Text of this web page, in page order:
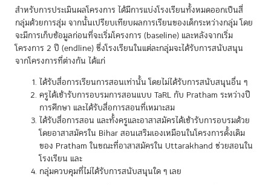
สำหรับการประเมินผลโครงการ ได้มีการแบ่งโรงเรียนทั้งหมดออกเป็นสี่
กลุ่มด้วยการสุ่ม จากนั้นเปรียบเทียบผลการเรียนของเด็กระหว่างกลุ่ม โดย
จะมีการเก็บข้อมูลก่อนที่จะเริ่มโครงการ (baseline) และหลังจากเริ่ม
โครงการ 2 ปี (endline) ซึ่งโรงเรียนในแต่ละกลุ่มจะได้รับการสนับสนุน
จากโครงการที่ต่างกัน ได้แก่
ได้รับสื่อการเรียนการสอนเท่านั้น โดยไม่ได้รับการสนับสนุนอื่น ๆ
ครูได้เข้ารับการอบรมการสอนแบบ TaRL กับ Pratham ระหว่างปี
การศึกษา และได้รับสื่อการสอนที่เหมาะสม
ได้รับสื่อการสอน และทั้งครูและอาสาสมัครได้เข้ารับการอบรมด้วย
โดยอาสาสมัครใน Bihar สอนเสริมเองเหมือนในโครงการดั้งเดิม
ของ Pratham ในขณะที่อาสาสมัครใน Uttarakhand ช่วยสอนใน
โรงเรียน และ
กลุ่มควบคุมที่ไม่ได้รับการสนับสนุนใด ๆ เลย